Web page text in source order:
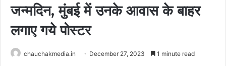
जन्मदिन, मुंबई में उनके आवास के बाहर
लगाए गये पोस्टर
chauchakmedia.in December 27, 2023 1 minute read